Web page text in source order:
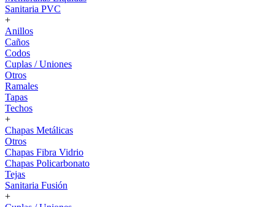
Sanitaria PVC
+
Anillos
Caños
Codos
Cuplas / Uniones
Otros
Ramales
Tapas
Techos
+
Chapas Metálicas
Otros
Chapas Fibra Vidrio
Chapas Policarbonato
Tejas
Sanitaria Fusión
+